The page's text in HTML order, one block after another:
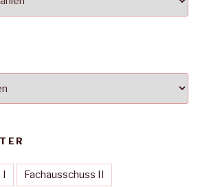
I Fachausschuss II